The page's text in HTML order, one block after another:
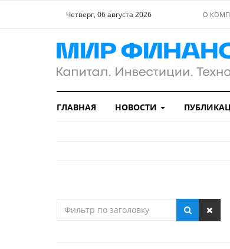
Четверг, 06 августа 2026 О
ГЛАВНАЯ НОВОСТИ